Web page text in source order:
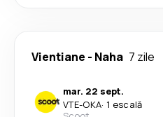
Vientiane - Naha 7 zile
mar. 22 sept.
VTE-OKA· 1 escală